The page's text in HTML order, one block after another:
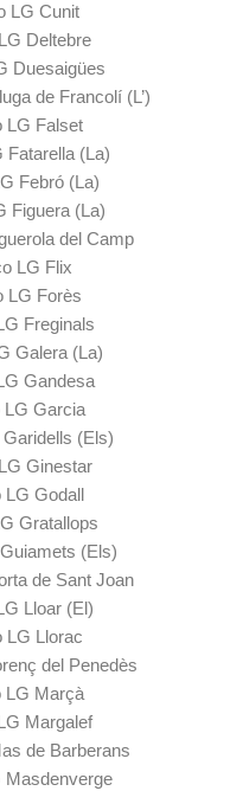
LG Cunit
Deltebre
Duesaigües
de Francolí (L’)
LG Falset
Fatarella (La)
Febró (La)
Figuera (La)
del Camp
LG Flix
LG Forès
Freginals
Galera (La)
Gandesa
LG Garcia
(Els)
Ginestar
LG Godall
Gratallops
(Els)
de Sant Joan
Lloar (El)
LG Llorac
del Penedès
LG Marçà
Margalef
de Barberans
Masdenverge